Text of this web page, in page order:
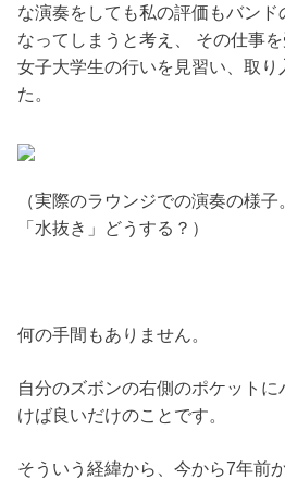
な演奏をしても私の評価もバンド
なってしまうと考え、 その仕事
女子大学生の行いを見習い、取り
た。
（実際のラウンジでの演奏の様
「水抜き」どうする？）
何の手間もありません。
自分のズボンの右側のポケット
けば良いだけのことです。
そういう経緯から、今から7年前